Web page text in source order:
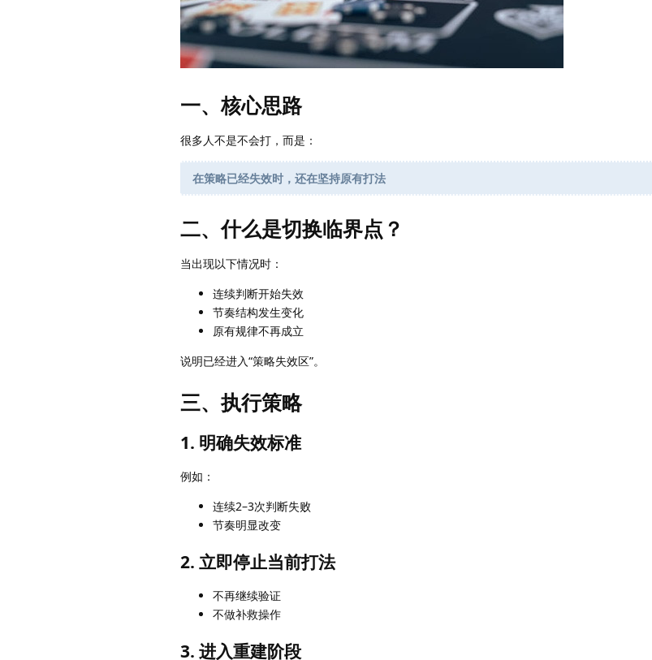
一、核心思路
很多人不是不会打，而是：
在策略已经失效时，还在坚持原有打法
二、什么是切换临界点？
当出现以下情况时：
连续判断开始失效
节奏结构发生变化
原有规律不再成立
说明已经进入“策略失效区”。
三、执行策略
1. 明确失效标准
例如：
连续2–3次判断失败
节奏明显改变
2. 立即停止当前打法
不再继续验证
不做补救操作
3. 进入重建阶段